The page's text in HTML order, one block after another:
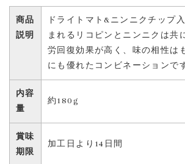
商品
説明
ドライトマト&ニンニクチップ
まれるリコピンとニンニクは共
労回復効果が高く、味の相性は
にも優れたコンビネーションで
内容
量
約180g
賞味
期限
加工日より14日間